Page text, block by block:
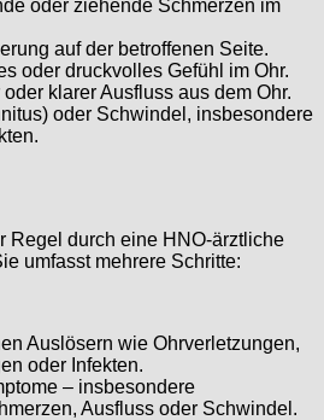
oder ziehende Schmerzen im
auf der betroffenen Seite.
oder druckvolles Gefühl im Ohr.
klarer Ausfluss aus dem Ohr.
oder Schwindel, insbesondere
Regel durch eine HNO-ärztliche
umfasst mehrere Schritte:
Auslösern wie Ohrverletzungen,
oder Infekten.
– insbesondere
Ausfluss oder Schwindel.